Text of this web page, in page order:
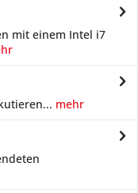
mit einem Intel i7
mehr